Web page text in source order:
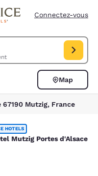
Connectez-vous
client
France. Date d’arrivée aoû
Map
Mutzig, France
Portes
HOTELS
Mutzig Portes d'Alsace
24 commentaires